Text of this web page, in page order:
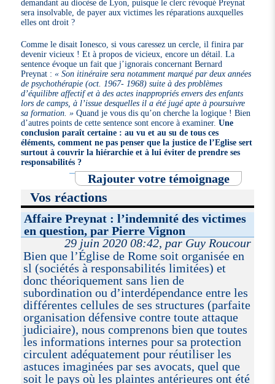
demandant au diocèse de Lyon, puisque le clerc révoqué Preynat
sera insolvable, de payer aux victimes les réparations auxquelles
elles ont droit ?
Comme le disait Ionesco, si vous caressez un cercle, il finira par
devenir vicieux ! Et à propos de vicieux, encore un détail. La
sentence évoque un fait que j’ignorais concernant Bernard
Preynat :« Son itinéraire sera notamment marqué par deux années
de psychothérapie (oct. 1967- 1968) suite à des problèmes
d’équilibre affectif et à des actes inappropriés envers des enfants
lors de camps, à l’issue desquelles il a été jugé apte à poursuivre
sa formation. » Quand je vous dis qu’on cherche la logique ! Bien
d’autres points de cette sentence sont encore à examiner.Une
conclusion paraît certaine : au vu et au su de tous ces
éléments, comment ne pas penser que la justice de l’Eglise sert
surtout à couvrir la hiérarchie et à lui éviter de prendre ses
responsabilités ?
Rajouter votre témoignage
Vos réactions
Affaire Preynat : l’indemnité des victimes
en question, par Pierre Vignon
29 juin 2020 08:42, par Guy Roucour
Bien que l’Église de Rome soit organisée en
sl (sociétés à responsabilités limitées) et
donc théoriquement sans lien de
subordination ou d’interdépendance entre les
différentes cellules de ses structures (parfaite
organisation défensive contre toute attaque
judiciaire), nous comprenons bien que toutes
les informations internes pour sa protection
circulent adéquatement pour réutiliser les
astuces imaginées par ses avocats, quel que
soit le pays où les plaintes antérieures ont été